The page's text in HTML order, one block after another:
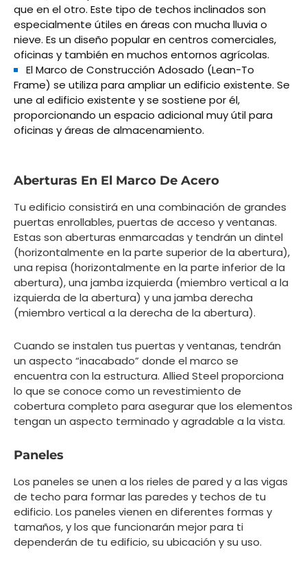
que en el otro. Este tipo de techos inclinados son
especialmente útiles en áreas con mucha lluvia o
nieve. Es un diseño popular en centros comerciales,
oficinas y también en muchos entornos agrícolas.
El Marco de Construcción Adosado (Lean-To
Frame) se utiliza para ampliar un edificio existente. Se
une al edificio existente y se sostiene por él,
proporcionando un espacio adicional muy útil para
oficinas y áreas de almacenamiento.
Aberturas En El Marco De Acero
Tu edificio consistirá en una combinación de grandes
puertas enrollables, puertas de acceso y ventanas.
Estas son aberturas enmarcadas y tendrán un dintel
(horizontalmente en la parte superior de la abertura),
una repisa (horizontalmente en la parte inferior de la
abertura), una jamba izquierda (miembro vertical a la
izquierda de la abertura) y una jamba derecha
(miembro vertical a la derecha de la abertura).
Cuando se instalen tus puertas y ventanas, tendrán
un aspecto “inacabado” donde el marco se
encuentra con la estructura. Allied Steel proporciona
lo que se conoce como un revestimiento de
cobertura completo para asegurar que los elementos
tengan un aspecto terminado y agradable a la vista.
Paneles
Los paneles se unen a los rieles de pared y a las vigas
de techo para formar las paredes y techos de tu
edificio. Los paneles vienen en diferentes formas y
tamaños, y los que funcionarán mejor para ti
dependerán de tu edificio, su ubicación y su uso.